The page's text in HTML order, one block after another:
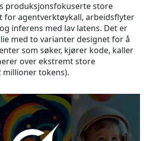
produksjonsfokuserte store
for agentverktøykall, arbeidsflyter
inferens med lav latens. Det er
med to varianter designet for å
som søker, kjører kode, kaller
over ekstremt store
tokens).